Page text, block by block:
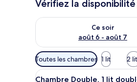
Vérifiez la
Ce soir
août 6 - août 7
Vérifier la disponibilité pour
Filtres
disponibles
pour
Toutes les chambres 1 lit 2
Afficher
11
Chambre Double, 1 lit